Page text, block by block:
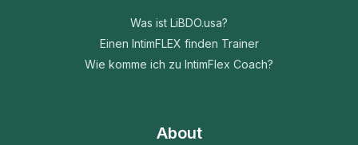
Was ist LiBDO.usa?
Einen IntimFLEX finden Trainer
Wie komme ich zu IntimFlex Coach?
About